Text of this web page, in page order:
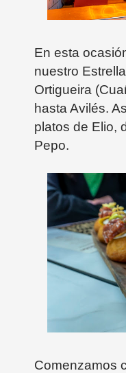
En esta
nuestro
Ortigueira
hasta Avilés.
platos de Elio,
Pepo.
Comenzamos